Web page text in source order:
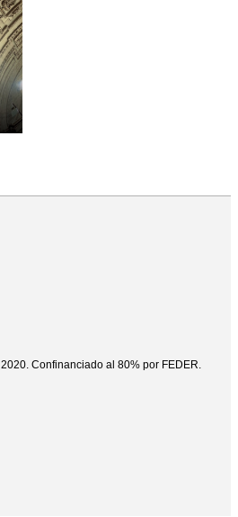
Confinanciado al 80% por FEDER.